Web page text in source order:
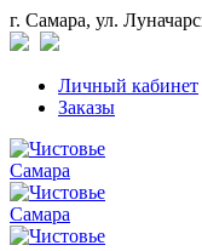
г. Самара, ул.
Личный кабинет
Заказы